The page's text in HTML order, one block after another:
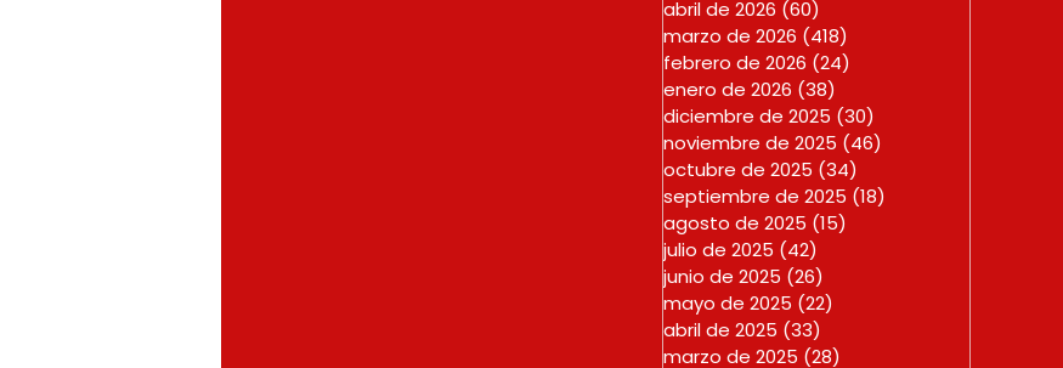
abril de 2026 (60)
marzo de 2026 (418)
febrero de 2026 (24)
enero de 2026 (38)
diciembre de 2025 (30)
noviembre de 2025 (46)
octubre de 2025 (34)
septiembre de 2025 (18)
agosto de 2025 (15)
julio de 2025 (42)
junio de 2025 (26)
mayo de 2025 (22)
abril de 2025 (33)
marzo de 2025 (28)